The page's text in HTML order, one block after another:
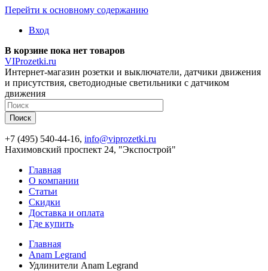
Перейти к основному содержанию
Вход
В корзине пока нет товаров
VIProzetki.ru
Интернет-магазин розетки и выключатели, датчики движения
и присутствия, светодиодные светильники с датчиком
движения
+7 (495) 540-44-16, info@viprozetki.ru
Нахимовский проспект 24, "Экспострой"
Главная
О компании
Статьи
Скидки
Доставка и оплата
Где купить
Главная
Anam Legrand
Удлинители Anam Legrand